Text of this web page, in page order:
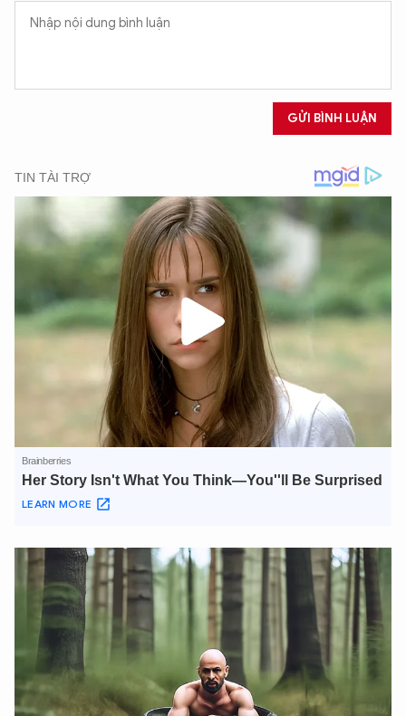
GỬI BÌNH LUẬN
XIN CHÀO,
TÔI LÀ CHATBOT CỦA
An Ninh Thủ Đô nhé. Tôi sẵn sàng hỗ trợ!